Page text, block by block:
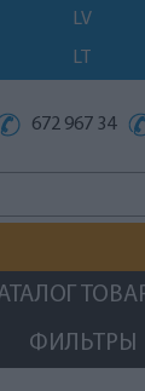
LV
LT
672 967 34
ФИЛЬТРЫ